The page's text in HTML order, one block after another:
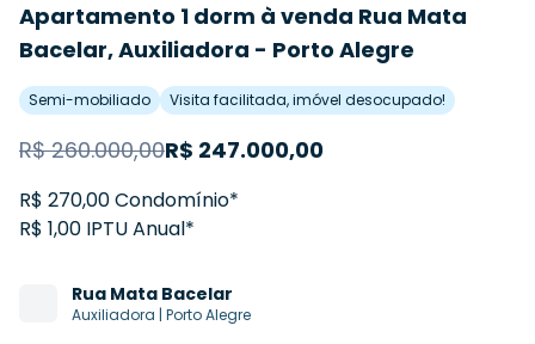
Apartamento 1 dorm à venda Rua Mata
Bacelar, Auxiliadora - Porto Alegre
Semi-mobiliado Visita facilitada, imóvel desocupado!
R$260.000,00R$ 247.000,00
R$ 270,00 Condomínio*
R$ 1,00 IPTU Anual*
Rua Mata Bacelar
Auxiliadora | Porto Alegre